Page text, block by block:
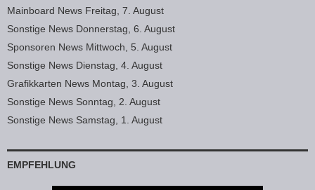
Mainboard News Freitag, 7. August
Sonstige News Donnerstag, 6. August
Sponsoren News Mittwoch, 5. August
Sonstige News Dienstag, 4. August
Grafikkarten News Montag, 3. August
Sonstige News Sonntag, 2. August
Sonstige News Samstag, 1. August
EMPFEHLUNG